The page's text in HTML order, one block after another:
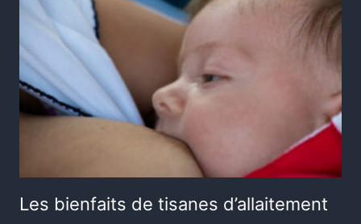
Les bienfaits de tisanes d’allaitement